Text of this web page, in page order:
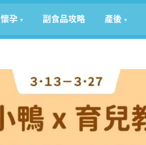
懷孕 副食品攻略 產後